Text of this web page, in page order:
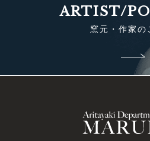
ARTIST/
窯元・作家の